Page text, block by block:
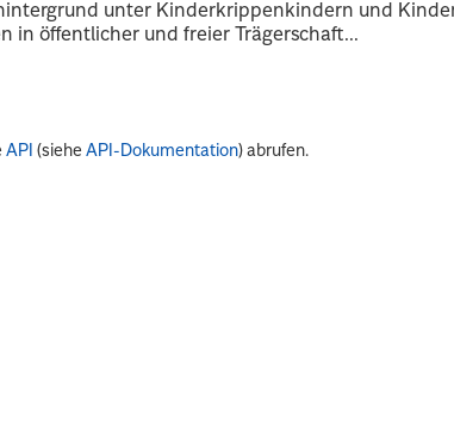
unter Kinderkrippenkindern und
in öffentlicher und freier Trägerschaft...
API (sieheAPI-Dokumentation) abrufen.